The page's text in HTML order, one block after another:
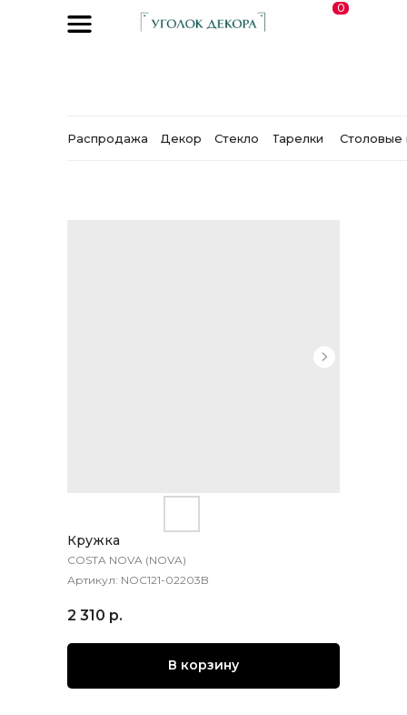
0
Распродажа Декор Столовые
Стекло Тарелки
Кружка
COSTA NOVA (NOVA)
Артикул: NOC121-02203B
2 310 р.
В корзину